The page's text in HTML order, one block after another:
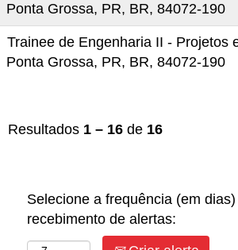
Ponta Grossa, PR, BR, 84072-190
Trainee de Engenharia II - Projetos
Ponta Grossa, PR, BR, 84072-190
Resultados 1 – 16 de 16
Selecione a frequência (em
recebimento de alertas: